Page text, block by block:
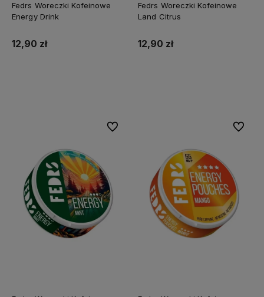
Fedrs Woreczki Kofeinowe
Energy Drink
12,90 zł
Fedrs Woreczki Kofeinowe
Land Citrus
12,90 zł
Do ulubionych Do